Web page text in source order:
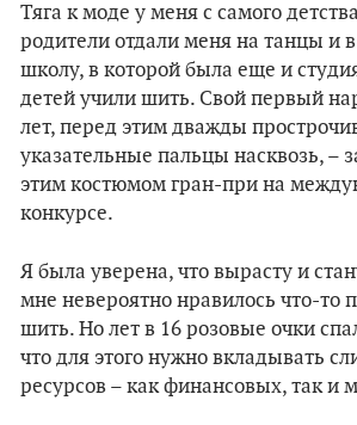
Тяга к моде у меня с самого
родители отдали меня на танцы и
школу, в которой была еще и
детей учили шить. Свой первый
лет, перед этим дважды
указательные пальцы насквозь, –
этим костюмом гран-при на
конкурсе.
Я была уверена, что вырасту и
мне невероятно нравилось что-то
шить. Но лет в 16 розовые очки
что для этого нужно вкладывать
ресурсов – как финансовых, так и